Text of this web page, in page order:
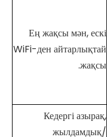
Ең жақсы мән, ескі
WiFi-ден айтарлықтай
жақсы.
Кедергі азырақ,
жылдамдық/